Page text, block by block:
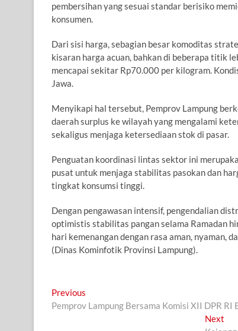
pembersihan yang sesuai standar berisiko
konsumen.
Dari sisi harga, sebagian besar komoditas
kisaran harga acuan, bahkan di beberapa titik
mencapai sekitar Rp70.000 per kilogram.
Jawa.
Menyikapi hal tersebut, Pemprov Lampung
daerah surplus ke wilayah yang mengalami
sekaligus menjaga ketersediaan stok di pasar.
Penguatan koordinasi lintas sektor ini
pusat untuk menjaga stabilitas pasokan dan
tingkat konsumsi tinggi.
Dengan pengawasan intensif, pengendalian
optimistis stabilitas pangan selama Ramadan
hari kemenangan dengan rasa aman, nyaman,
(Dinas Kominfotik Provinsi Lampung).
Navigasi
pos
Previous
post:
Pemprov Lampung Bersama Komisi XII DPR
Next